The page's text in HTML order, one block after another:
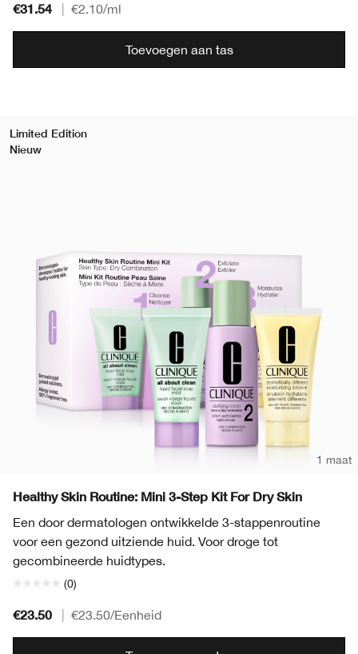
€31.54 €2.10/ml
Toevoegen aan tas
Limited Edition
Nieuw
1 maat
Healthy Skin Routine: Mini 3-Step Kit For Dry Skin
Een door dermatologen ontwikkelde 3-stappenroutine
voor een gezond uitziende huid. Voor droge tot
gecombineerde huidtypes.
(0)
€23.50 €23.50/Eenheid